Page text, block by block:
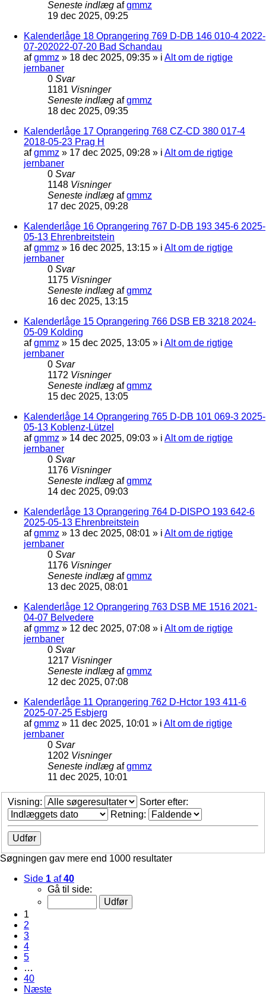
Seneste indlæg afgmmz
19 dec 2025, 09:25
Kalenderlåge 18 Oprangering 769 D-DB 146 010-4 2022-
07-202022-07-20 Bad Schandau
afgmmz » 18 dec 2025, 09:35 » i Alt om de rigtige
jernbaner
0 Svar
1181 Visninger
Seneste indlæg afgmmz
18 dec 2025, 09:35
Kalenderlåge 17 Oprangering 768 CZ-CD 380 017-4
2018-05-23 Prag H
afgmmz » 17 dec 2025, 09:28 » i Alt om de rigtige
jernbaner
0 Svar
1148 Visninger
Seneste indlæg afgmmz
17 dec 2025, 09:28
Kalenderlåge 16 Oprangering 767 D-DB 193 345-6 2025-
05-13 Ehrenbreitstein
afgmmz » 16 dec 2025, 13:15 » i Alt om de rigtige
jernbaner
0 Svar
1175 Visninger
Seneste indlæg afgmmz
16 dec 2025, 13:15
Kalenderlåge 15 Oprangering 766 DSB EB 3218 2024-
05-09 Kolding
afgmmz » 15 dec 2025, 13:05 » i Alt om de rigtige
jernbaner
0 Svar
1172 Visninger
Seneste indlæg afgmmz
15 dec 2025, 13:05
Kalenderlåge 14 Oprangering 765 D-DB 101 069-3 2025-
05-13 Koblenz-Lützel
afgmmz » 14 dec 2025, 09:03 » i Alt om de rigtige
jernbaner
0 Svar
1176 Visninger
Seneste indlæg afgmmz
14 dec 2025, 09:03
Kalenderlåge 13 Oprangering 764 D-DISPO 193 642-6
2025-05-13 Ehrenbreitstein
afgmmz » 13 dec 2025, 08:01 » i Alt om de rigtige
jernbaner
0 Svar
1176 Visninger
Seneste indlæg afgmmz
13 dec 2025, 08:01
Kalenderlåge 12 Oprangering 763 DSB ME 1516 2021-
04-07 Belvedere
afgmmz » 12 dec 2025, 07:08 » i Alt om de rigtige
jernbaner
0 Svar
1217 Visninger
Seneste indlæg afgmmz
12 dec 2025, 07:08
Kalenderlåge 11 Oprangering 762 D-Hctor 193 411-6
2025-07-25 Esbjerg
afgmmz » 11 dec 2025, 10:01 » i Alt om de rigtige
jernbaner
0 Svar
1202 Visninger
Seneste indlæg afgmmz
11 dec 2025, 10:01
Visning:
Sorter efter:
Retning:
Søgningen gav mere end 1000 resultater
Side 1 af40
Gå til side:
1
2
3
4
5
…
40
Næste